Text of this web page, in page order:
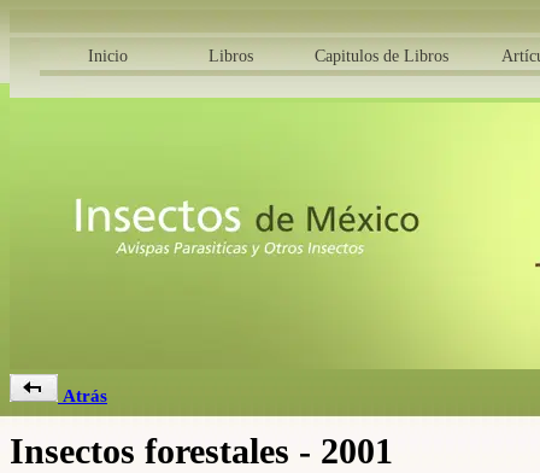
Inicio Libros Capitulos de Libros
Atrás
Insectos forestales - 2001